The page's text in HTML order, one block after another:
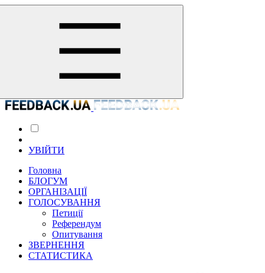
УВІЙТИ
Головна
БЛОГУМ
ОРГАНІЗАЦІЇ
ГОЛОСУВАННЯ
Петиції
Референдум
Опитування
ЗВЕРНЕННЯ
СТАТИСТИКА